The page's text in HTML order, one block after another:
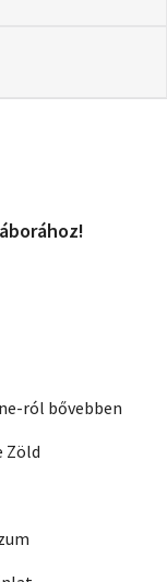
ról bővebben
Zöld